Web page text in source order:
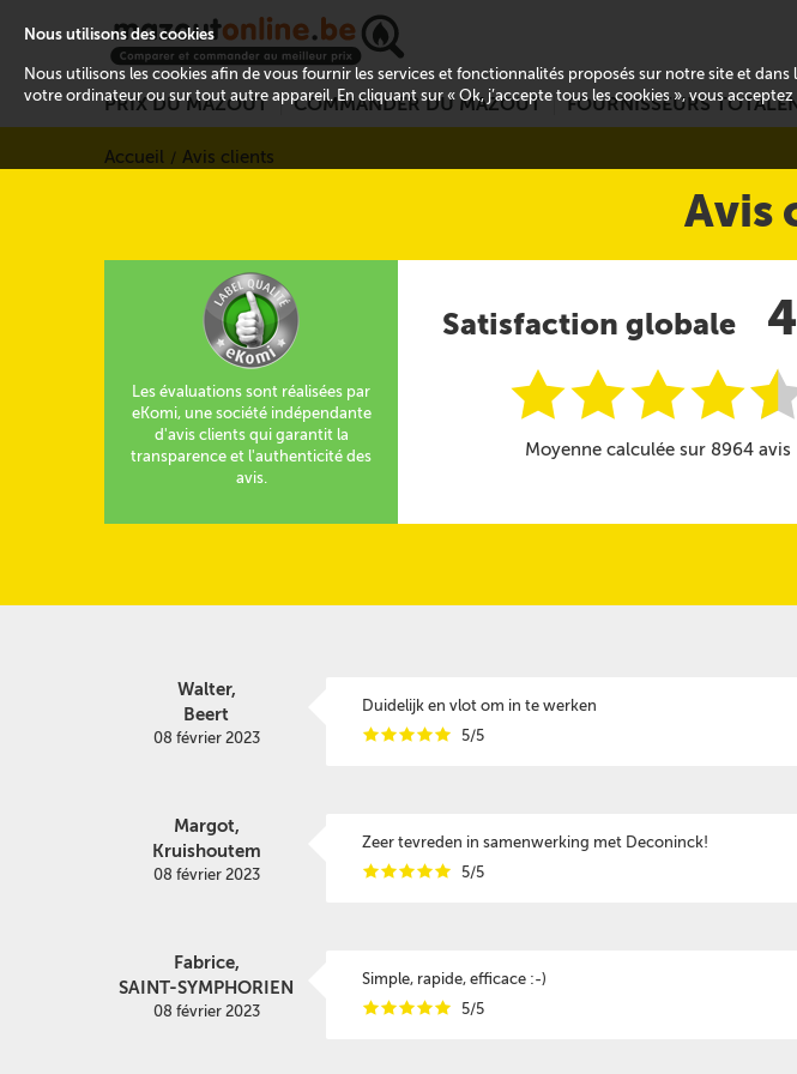
PRIX DU MAZOUT COMMANDER DU MAZOUT FOURNISSEURS
Accueil Avis clients
Avis
Les évaluations sont réalisées par
eKomi, une société indépendante
d'avis clients qui garantit la
transparence et l'authenticité des
avis.
Satisfaction globale
iiii
Moyenne calculée sur 8964 avis
Walter,
Beert
08 février 2023
Duidelijk en vlot om in te werken
iiiii 5/5
Margot,
Kruishoutem
08 février 2023
Zeer tevreden in samenwerking met Deconinck!
iiiii 5/5
Fabrice,
SAINT-SYMPHORIEN
08 février 2023
Simple, rapide, efficace :-)
iiiii 5/5
Nous utilisons des cookies
Nous utilisons les cookies afin de vous fournir les services et fonctionnalités proposés sur notre site et
votre ordinateur ou sur tout autre appareil. En cliquant sur « Ok, j’accepte tous les cookies », vous